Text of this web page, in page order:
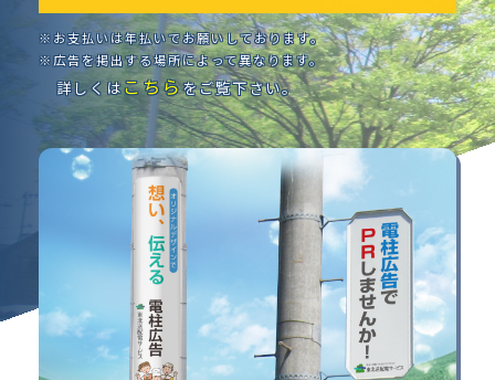
※お支払いは年払いでお願いしております。
※広告を掲出する場所によって異なります。
詳しくはこちらをご覧下さい。